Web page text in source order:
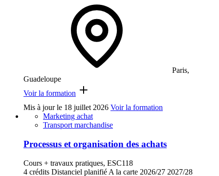
Paris,
Guadeloupe
Voir la formation
Mis à jour le 18 juillet 2026 Voir la formation
Marketing achat
Transport marchandise
Processus et organisation des achats
Cours + travaux pratiques, ESC118
4 crédits Distanciel planifié A la carte 2026/27 2027/28